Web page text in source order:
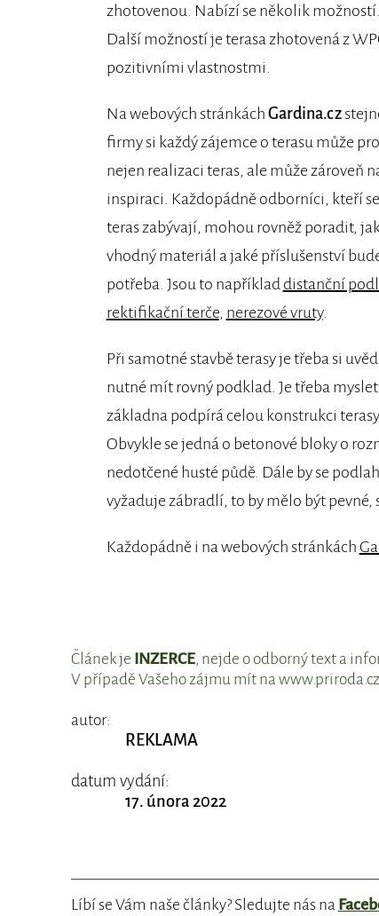
zhotovenou. Nabízí se několik
Další možností je terasa zhotovená z
pozitivními vlastnostmi.
Na webových stránkách Gardina.cz
firmy si každý zájemce o terasu může
nejen realizaci teras, ale může zároveň
inspiraci. Každopádně odborníci, kteří
teras zabývají, mohou rovněž poradit,
vhodný materiál a jaké příslušenství
potřeba. Jsou to například distanční
rektifikační terče, nerezové vruty.
Při samotné stavbě terasy je třeba si
nutné mít rovný podklad. Je třeba myslet
základna podpírá celou konstrukci
Obvykle se jedná o betonové bloky o
nedotčené husté půdě. Dále by se
vyžaduje zábradlí, to by mělo být pevné,
Každopádně i na webových stránkách
Článek je INZERCE, nejde o odborný text a
V případě Vašeho zájmu mít na
autor:
REKLAMA
datum vydání:
17. února 2022
Líbí se Vám naše články? Sledujte nás na